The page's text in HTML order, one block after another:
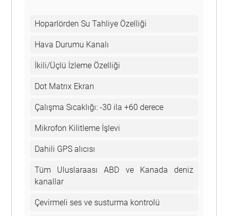
Hoparlörden Su Tahliye Özelliği
Hava Durumu Kanalı
İkili/Üçlü İzleme Özelliği
Dot Matrıx Ekran
Çalışma Sıcaklığı: -30 ila +60 derece
Mikrofon Kilitleme İşlevi
Dahili GPS alıcısı
Tüm Uluslaraası ABD ve Kanada deniz
kanallar
Çevirmeli ses ve susturma kontrolü